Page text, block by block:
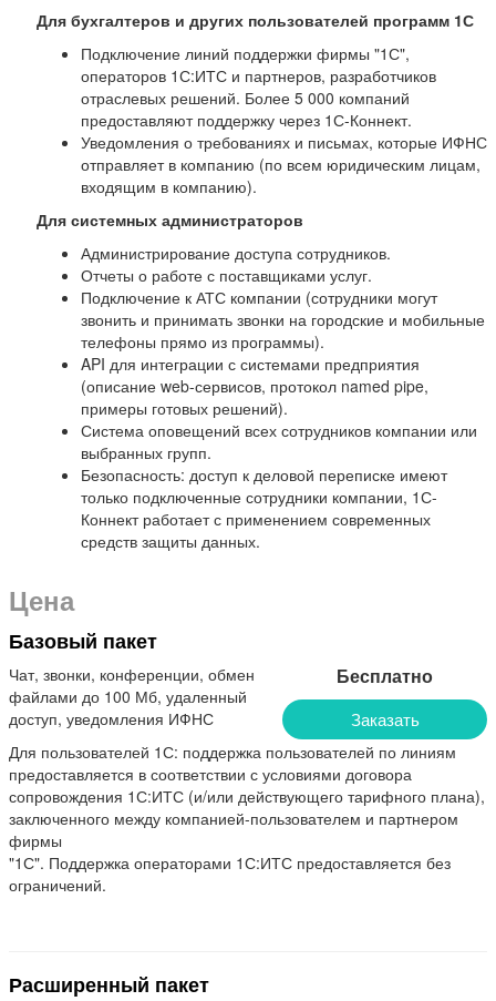
Для бухгалтеров и других пользователей программ 1С
Подключение линий поддержки фирмы "1С",
операторов 1С:ИТС и партнеров, разработчиков
отраслевых решений. Более 5 000 компаний
предоставляют поддержку через 1С-Коннект.
Уведомления о требованиях и письмах, которые ИФНС
отправляет в компанию (по всем юридическим лицам,
входящим в компанию).
Для системных администраторов
Администрирование доступа сотрудников.
Отчеты о работе с поставщиками услуг.
Подключение к АТС компании (сотрудники могут
звонить и принимать звонки на городские и мобильные
телефоны прямо из программы).
API для интеграции с системами предприятия
(описание web-сервисов, протокол named pipe,
примеры готовых решений).
Система оповещений всех сотрудников компании или
выбранных групп.
Безопасность: доступ к деловой переписке имеют
только подключенные сотрудники компании, 1С-
Коннект работает с применением современных
средств защиты данных.
Цена
Базовый пакет
Бесплатно
Заказать
Чат, звонки, конференции, обмен
файлами до 100 Мб, удаленный
доступ, уведомления ИФНС
Для пользователей 1С: поддержка пользователей по линиям
предоставляется в соответствии с условиями договора
сопровождения 1С:ИТС (и/или действующего тарифного плана),
заключенного между компанией-пользователем и партнером
фирмы
"1С". Поддержка операторами 1С:ИТС предоставляется без
ограничений.
Расширенный пакет